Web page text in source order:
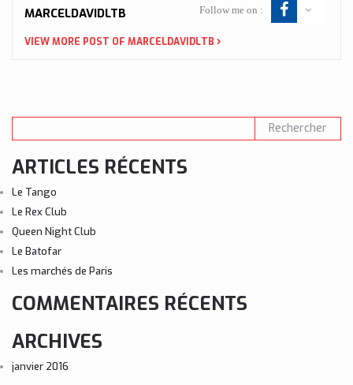
MARCELDAVIDLTB Follow me on :
VIEW MORE POST OF MARCELDAVIDLTB
ARTICLES RÉCENTS
Le Tango
Le Rex Club
Queen Night Club
Le Batofar
Les marchés de Paris
COMMENTAIRES RÉCENTS
ARCHIVES
janvier 2016